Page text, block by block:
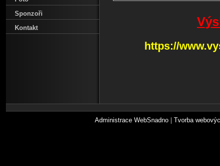
https://
Sponzoři
Kontakt
Administrace WebSnadno Tvorba